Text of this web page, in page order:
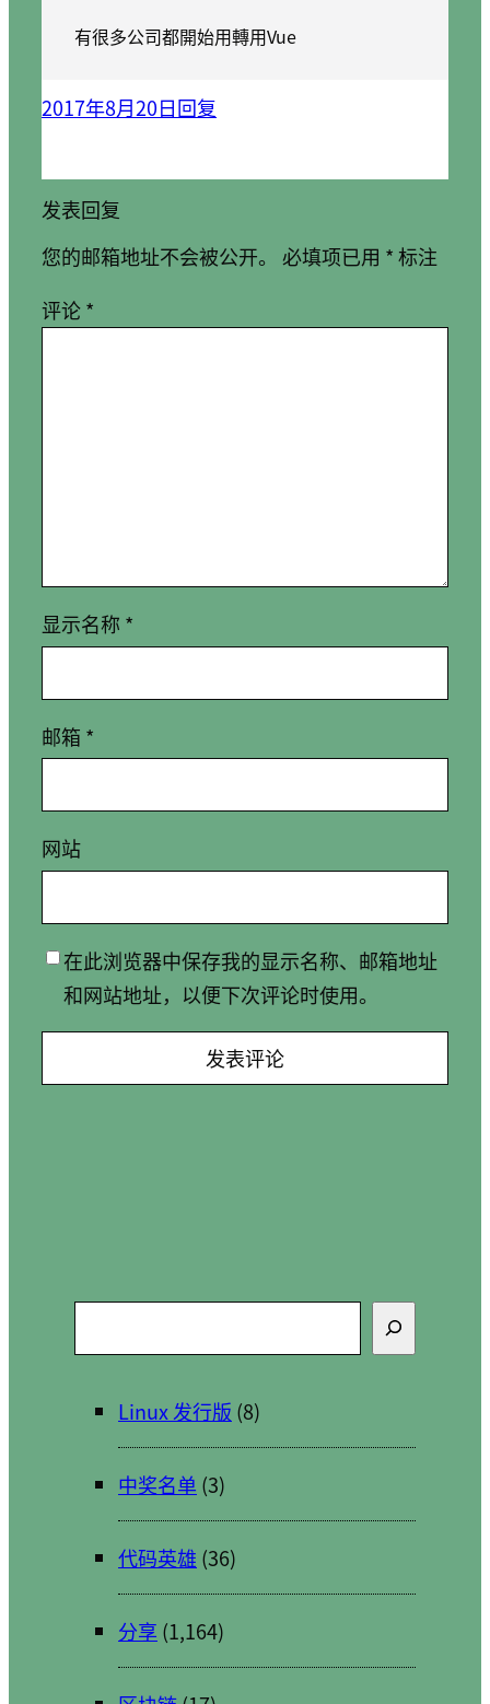
有很多公司都開始用轉用Vue
2017年8月20日回复
发表回复
您的邮箱地址不会被公开。 必填项已用 *标注
评论*
显示名称 *
邮箱 *
网站
在此浏览器中保存我的显示名称、邮箱地址
和网站地址，以便下次评论时使用。
索
Linux 发行版 (8)
中奖名单 (3)
代码英雄 (36)
分享 (1,164)